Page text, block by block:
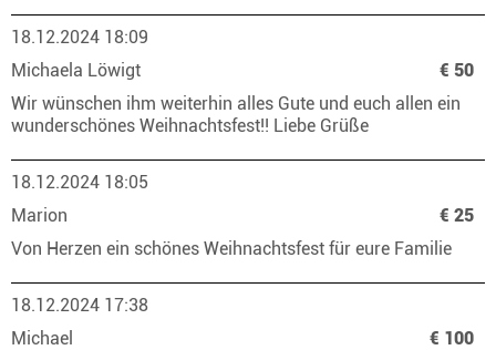
18.12.2024 18:09
Michaela Löwigt
€ 50
Wir wünschen ihm weiterhin alles Gute und euch allen ein
wunderschönes Weihnachtsfest!! Liebe Grüße
18.12.2024 18:05
Marion
€ 25
Von Herzen ein schönes Weihnachtsfest für eure Familie
18.12.2024 17:38
Michael
€ 100